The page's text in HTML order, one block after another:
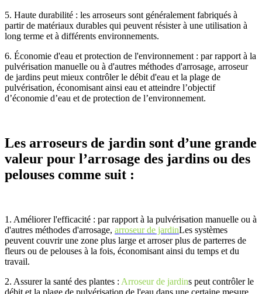
5. Haute durabilité : les arroseurs sont généralement fabriqués à
partir de matériaux durables qui peuvent résister à une utilisation à
long terme et à différents environnements.
6. Économie d'eau et protection de l'environnement : par rapport à la
pulvérisation manuelle ou à d'autres méthodes d'arrosage, arroseur
de jardins peut mieux contrôler le débit d'eau et la plage de
pulvérisation, économisant ainsi eau et atteindre l’objectif
d’économie d’eau et de protection de l’environnement.
Les arroseurs de jardin sont d’une grande
valeur pour l’arrosage des jardins ou des
pelouses comme suit :
1. Améliorer l'efficacité : par rapport à la pulvérisation manuelle ou à
d'autres méthodes d'arrosage, arroseur de jardinLes systèmes
peuvent couvrir une zone plus large et arroser plus de parterres de
fleurs ou de pelouses à la fois, économisant ainsi du temps et du
travail.
2. Assurer la santé des plantes : Arroseur de jardins peut contrôler le
débit et la plage de pulvérisation de l'eau dans une certaine mesure,